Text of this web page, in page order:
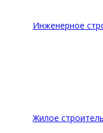
Инженерное
Жилое